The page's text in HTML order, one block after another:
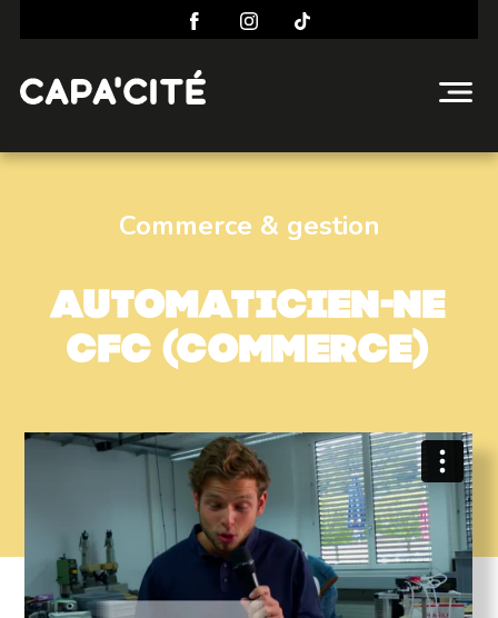
Commerce & gestion
Automaticien-ne
CFC (Commerce)